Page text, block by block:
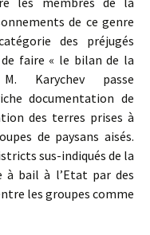
de ce genre
des préjugés
faire « le bilan de la
Karychev passe
documentation de
des terres prises à
de paysans aisés.
sus-indiqués de la
à bail à l’Etat par des
les groupes comme